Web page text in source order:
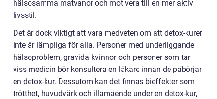
hälsosamma matvanor och motivera till en mer aktiv
livsstil.
Det är dock viktigt att vara medveten om att detox-kurer
inte är lämpliga för alla. Personer med underliggande
hälsoproblem, gravida kvinnor och personer som tar
viss medicin bör konsultera en läkare innan de påbörjar
en detox-kur. Dessutom kan det finnas bieffekter som
trötthet, huvudvärk och illamående under en detox-kur,